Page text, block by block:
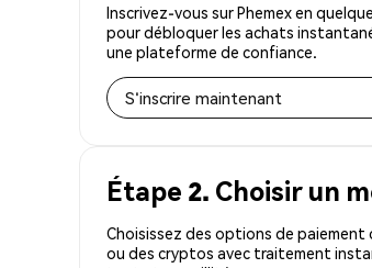
Inscrivez-vous sur Phemex en
pour débloquer les achats
une plateforme de confiance.
S'inscrire maintenant
Étape 2. Choisir un
Choisissez des options de
ou des cryptos avec traitement